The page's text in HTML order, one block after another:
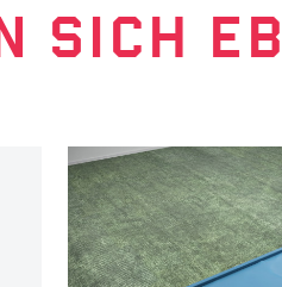
SICH